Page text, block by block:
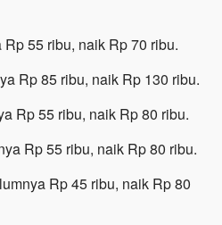
55 ribu, naik Rp 70 ribu.
Rp 85 ribu, naik Rp 130 ribu.
Rp 55 ribu, naik Rp 80 ribu.
Rp 55 ribu, naik Rp 80 ribu.
Rp 45 ribu, naik Rp 80